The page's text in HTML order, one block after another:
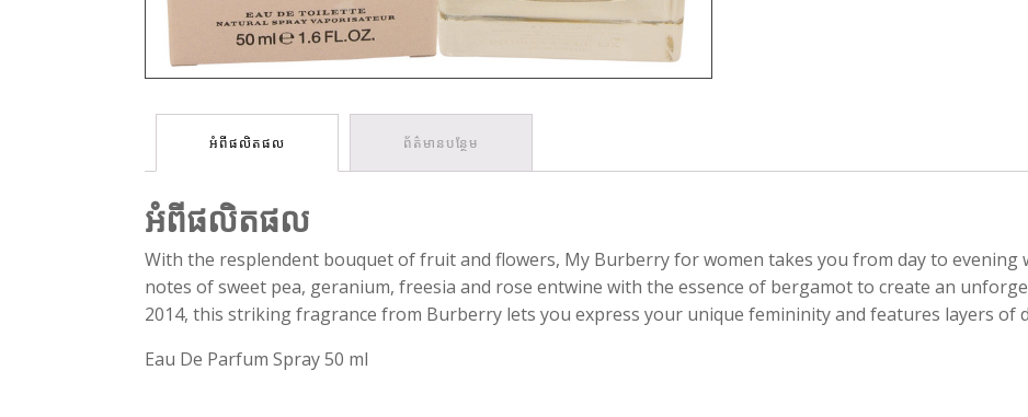
អំពីផលិតផល ព័ត៌មានបន្ថែម
អំពីផលិតផល
With the resplendent bouquet of fruit and flowers, My Burberry for women takes you from day to evening
notes of sweet pea, geranium, freesia and rose entwine with the essence of bergamot to create an
2014, this striking fragrance from Burberry lets you express your unique femininity and features layers of
Eau De Parfum Spray 50 ml